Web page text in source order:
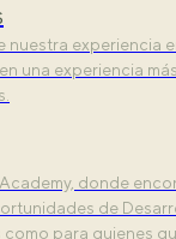
con tecnología de
Aquí tienes todo lo
nuestra experiencia
una experiencia
donde
de
para quienes